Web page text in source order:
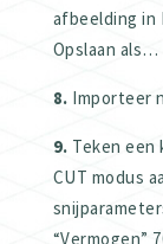
afbeelding in
Opslaan als…
8. Importeer
9. Teken een
CUT modus
“Vermogen”